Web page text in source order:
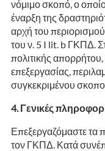
νόμιμο σκοπό, ο
έναρξη της
αρχή του
του ν. 5 I lit. b ΓΚΠΔ.
πολιτικής
επεξεργασίας,
συγκεκριμένου
Γενικές
Επεξεργαζόμαστε
τον ΓΚΠΔ. Κατά